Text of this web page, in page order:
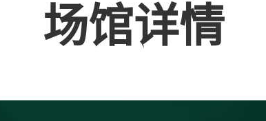
场馆详情